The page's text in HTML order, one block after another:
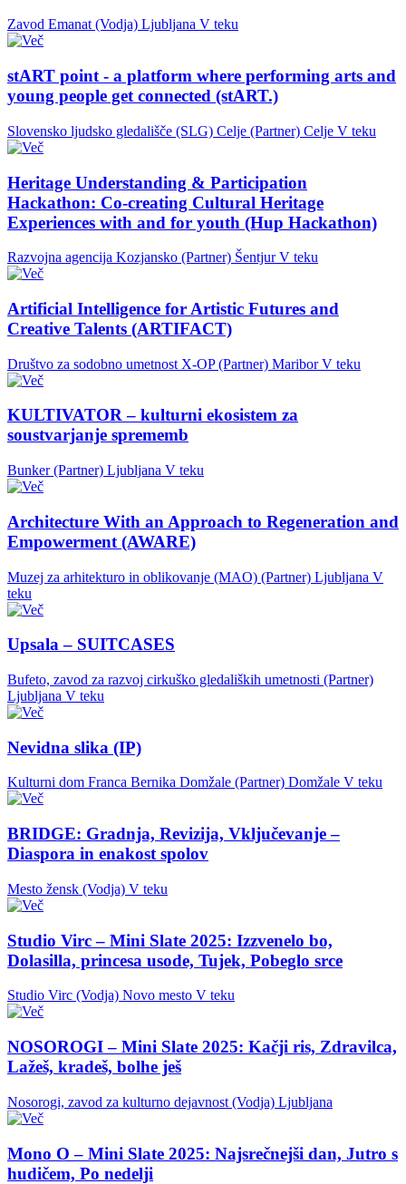
Zavod Emanat (Vodja) Ljubljana V teku
stART point - a platform where performing arts and
young people get connected (stART.)
Slovensko ljudsko gledališče (SLG) Celje (Partner) Celje V teku
Heritage Understanding & Participation
Hackathon: Co-creating Cultural Heritage
Experiences with and for youth (Hup Hackathon)
Razvojna agencija Kozjansko (Partner) Šentjur V teku
Artificial Intelligence for Artistic Futures and
Creative Talents (ARTIFACT)
Društvo za sodobno umetnost X-OP (Partner) Maribor V teku
KULTIVATOR – kulturni ekosistem za
soustvarjanje sprememb
Bunker (Partner) Ljubljana V teku
Architecture With an Approach to Regeneration and
Empowerment (AWARE)
Muzej za arhitekturo in oblikovanje (MAO) (Partner) Ljubljana V
teku
Upsala – SUITCASES
Bufeto, zavod za razvoj cirkuško gledaliških umetnosti (Partner)
Ljubljana V teku
Nevidna slika (IP)
Kulturni dom Franca Bernika Domžale (Partner) Domžale V teku
BRIDGE: Gradnja, Revizija, Vključevanje –
Diaspora in enakost spolov
Mesto žensk (Vodja) V teku
Studio Virc – Mini Slate 2025: Izzvenelo bo,
Dolasilla, princesa usode, Tujek, Pobeglo srce
Studio Virc (Vodja) Novo mesto V teku
NOSOROGI – Mini Slate 2025: Kačji ris, Zdravilca,
Lažeš, kradeš, bolhe ješ
Nosorogi, zavod za kulturno dejavnost (Vodja) Ljubljana
Mono O – Mini Slate 2025: Najsrečnejši dan, Jutro s
hudičem, Po nedelji